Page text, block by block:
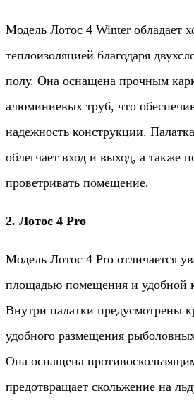
Модель Лотос 4 Winter обладает
теплоизоляцией благодаря
полу. Она оснащена прочным
алюминиевых труб, что
надежность конструкции.
облегчает вход и выход, а также
проветривать помещение.
2. Лотос 4 Pro
Модель Лотос 4 Pro отличается
площадью помещения и удобной
Внутри палатки предусмотрены
удобного размещения
Она оснащена
предотвращает скольжение на